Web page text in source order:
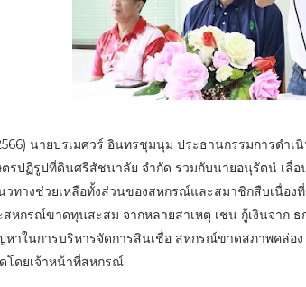
นายปรเมศวร์ อินทรชุมนุม ประธานกรรมการดำ
รปฏิรูปที่ดินศรีสัชนาลัย จำกัด ร่วมกับนายอนุรัตน์ เลื่
ทางช่วยเหลือทั้งส่วนของสหกรณ์และสมาชิกสืบเนื่อง
สหกรณ์ขาดทุนสะสม จากหลายสาเหตุ เช่น กู้เงินจาก
หาในการบริหารจัดการสินเชื่อ สหกรณ์ขาดสภาพคล่อ
โดยเจ้าหน้าที่สหกรณ์